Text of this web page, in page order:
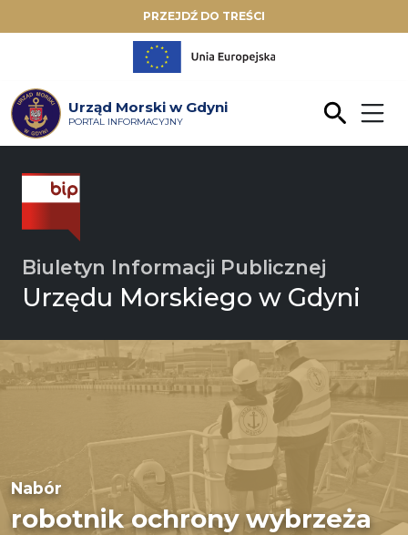
PRZEJDŹ DO TREŚCI
Urząd Morski w Gdyni
PORTAL INFORMACYJNY
Biuletyn Informacji Publicznej
Urzędu Morskiego w Gdyni
Nabór
robotnik ochrony wybrzeża